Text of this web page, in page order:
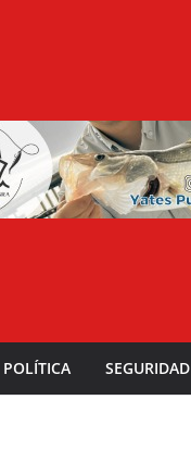
POLÍTICA SEGURIDAD